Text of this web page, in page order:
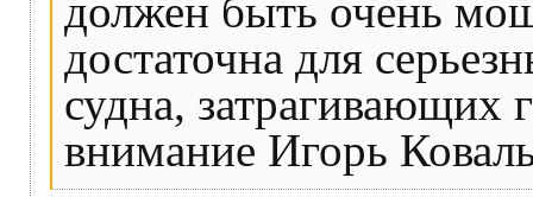
должен быть очень
достаточна для
судна,
внимание Игорь